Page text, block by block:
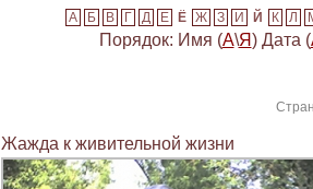
Ё Й
Порядок: Имя (А\Я) Дата (
Жажда к живительной жизни